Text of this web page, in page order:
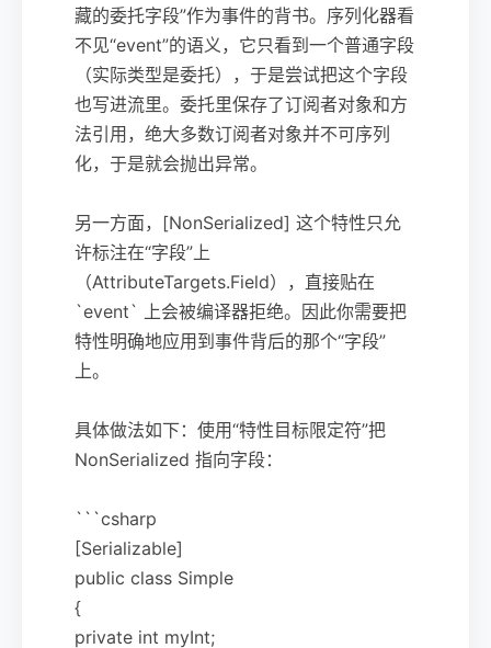
藏的委托字段”作为事件的背书。序列化器看
不见“event”的语义，它只看到一个普通字段
（实际类型是委托），于是尝试把这个字段
也写进流里。委托里保存了订阅者对象和方
法引用，绝大多数订阅者对象并不可序列
化，于是就会抛出异常。
另一方面，[NonSerialized] 这个特性只允
许标注在“字段”上
（AttributeTargets.Field），直接贴在
`event` 上会被编译器拒绝。因此你需要把
特性明确地应用到事件背后的那个“字段”
上。
具体做法如下：使用“特性目标限定符”把
NonSerialized 指向字段：
```csharp
[Serializable]
public class Simple
{
private int myInt;